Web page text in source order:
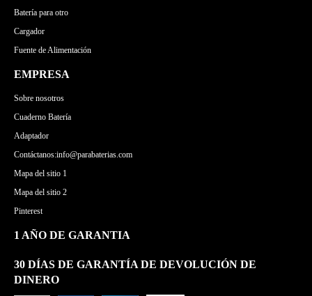
Batería para otro
Cargador
Fuente de Alimentación
EMPRESA
Sobre nosotros
Cuaderno Batería
Adaptador
Contáctanos:info@parabaterias.com
Mapa del sitio 1
Mapa del sitio 2
Pinterest
1 AÑO DE GARANTIA
30 DÍAS DE GARANTÍA DE DEVOLUCIÓN DE
DINERO